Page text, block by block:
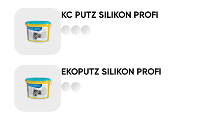
KC PUTZ SILIKON PROFI
EKOPUTZ SILIKON PROFI